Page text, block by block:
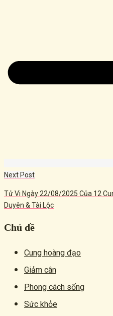
Next Post
Tử Vi Ngày 22/08/2025 Của 12
Duyên & Tài Lộc
Chủ đề
Cung hoàng đạo
Giảm cân
Phong cách sống
Sức khỏe